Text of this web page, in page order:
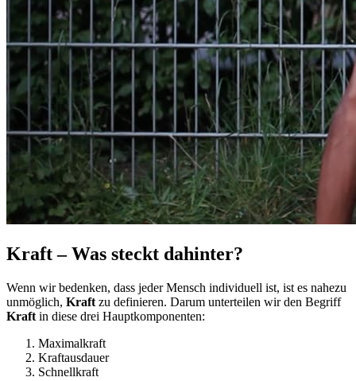
Kraft – Was steckt dahinter?
Wenn wir bedenken, dass jeder Mensch individuell ist, ist es nahezu
unmöglich, Kraft zu definieren. Darum unterteilen wir den Begriff
Kraft in diese drei Hauptkomponenten:
Maximalkraft
Kraftausdauer
Schnellkraft